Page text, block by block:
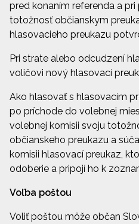
pred konaním referenda a
totožnosť občianskym
hlasovacieho preukazu
Pri strate alebo odcudzení
voličovi nový hlasovací
Ako hlasovať s hlasovacím
po príchode do volebnej
volebnej komisii svoju
občianskeho preukazu a
komisii hlasovací preukaz,
odoberie a pripojí ho k
Voľba poštou
Voliť poštou môže občan